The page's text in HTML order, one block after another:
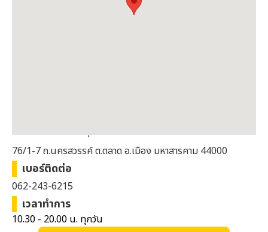
ชั้น 1 หน้าร้าน MK สุกี้
76/1-7 ถ.นครสวรรค์ ต.ตลาด อ.เมือง มหาสารคาม 44000
เบอร์ติดต่อ
062-243-6215
เวลาทำการ
10.30 - 20.00 น. ทุกวัน